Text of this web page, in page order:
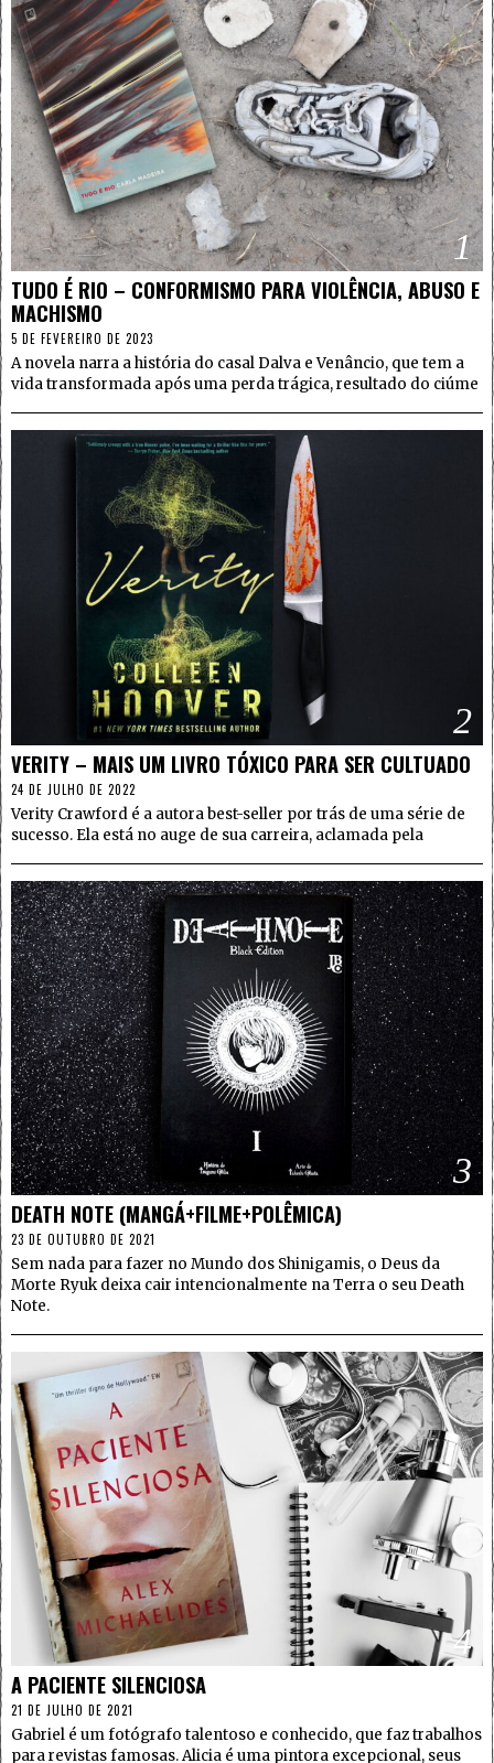
1
TUDO É RIO – CONFORMISMO PARA VIOLÊNCIA, ABUSO E
MACHISMO
5 DE FEVEREIRO DE 2023
A novela narra a história do casal Dalva e Venâncio, que tem a
vida transformada após uma perda trágica, resultado do ciúme
2
VERITY – MAIS UM LIVRO TÓXICO PARA SER CULTUADO
24 DE JULHO DE 2022
Verity Crawford é a autora best-seller por trás de uma série de
sucesso. Ela está no auge de sua carreira, aclamada pela
3
DEATH NOTE (MANGÁ+FILME+POLÊMICA)
23 DE OUTUBRO DE 2021
Sem nada para fazer no Mundo dos Shinigamis, o Deus da
Morte Ryuk deixa cair intencionalmente na Terra o seu Death
Note.
4
A PACIENTE SILENCIOSA
21 DE JULHO DE 2021
Gabriel é um fotógrafo talentoso e conhecido, que faz trabalhos
para revistas famosas. Alicia é uma pintora excepcional, seus